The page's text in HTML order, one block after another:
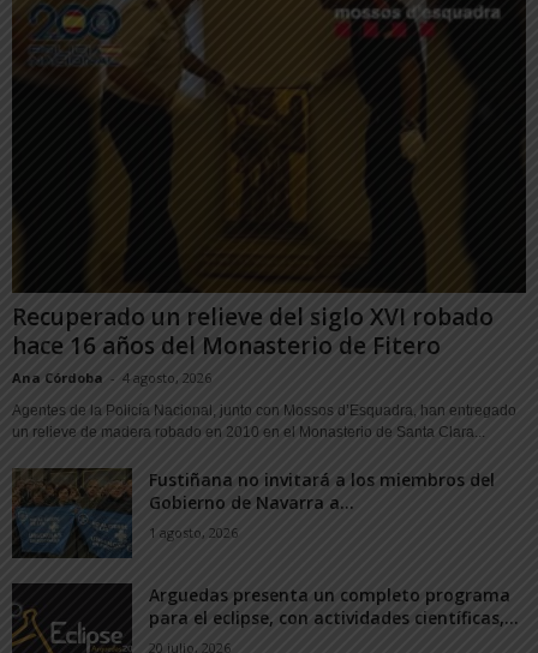
Recuperado un relieve del siglo XVI robado
hace 16 años del Monasterio de Fitero
Ana Córdoba - 4 agosto, 2026
Agentes de la Policía Nacional, junto con Mossos d’Esquadra, han entregado
un relieve de madera robado en 2010 en el Monasterio de Santa Clara...
Fustiñana no invitará a los miembros del
Gobierno de Navarra a...
1 agosto, 2026
Arguedas presenta un completo programa
para el eclipse, con actividades científicas,...
20 julio, 2026